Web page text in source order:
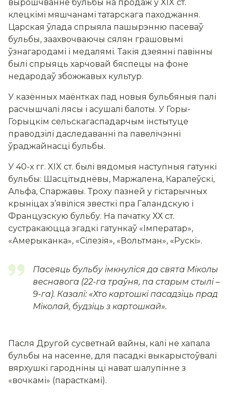
вырошчванне бульбы на продаж у XIX ст.
клецкімі мяшчанамі татарскага паходжання.
Царская ўлада спрыяла пашырэнню пасеваў
бульбы, заахвочваючы сялян грашовымі
ўзнагародамі і медалямі. Такія дзеянні павінны
былі спрыяць харчовай бяспецы на фоне
недародаў збожжавых культур.
У казённых маёнтках пад новыя бульбяныя палі
расчышчалі лясы і асушалі балоты. У Горы-
Горыцкім сельскагаспадарчым інстытуце
праводзілі даследаванні па павелічэнні
ўраджайнасці бульбы.
У 40-х гг. XIX ст. былі вядомыя наступныя гатункі
бульбы: Шасцітыднёвы, Маржалена, Каралеўскі,
Альфа, Спаржавы. Троху пазней у гістарычных
крыніцах з’явіліся звесткі пра Галандскую і
Французскую бульбу. На пачатку ХХ ст.
сустракаюцца згадкі гатункаў «Імператар»,
«Амерыканка», «Сілезія», «Вольтман», «Рускі».
Пасеяць бульбу імкнуліся да свята Міколы
веснавога (22-га траўня, па старым стылі –
9-га). Казалі: «Хто картошкі пасадзіць прад
Міколай, будзіць з картошкай».
Пасля Другой сусветнай вайны, калі не хапала
бульбы на насенне, для пасадкі выкарыстоўвалі
вярхушкі гародніны ці нават шалупінне з
«вочкамі» (парасткамі).